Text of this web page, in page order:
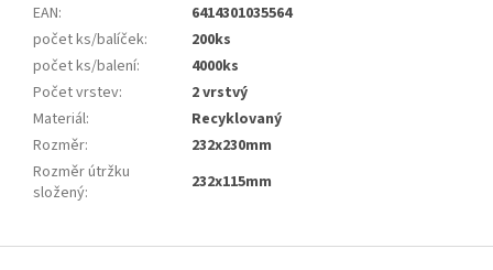
EAN:
6414301035564
počet ks/balíček:
200ks
počet ks/balení:
4000ks
Počet vrstev:
2 vrstvý
Materiál:
Recyklovaný
Rozměr:
232x230mm
Rozměr útržku
složený: 232x115mm